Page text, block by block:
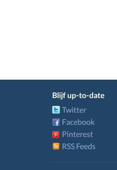
Blijf up-to-date
Twitter
Facebook
Pinterest
RSS Feeds